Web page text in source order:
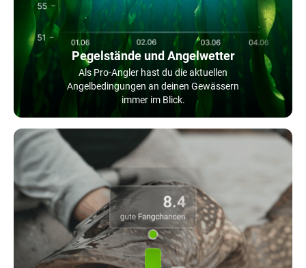
Pegelstände und Angelwetter
Als Pro-Angler hast du die aktuellen
Angelbedingungen an deinen Gewässern
immer im Blick.